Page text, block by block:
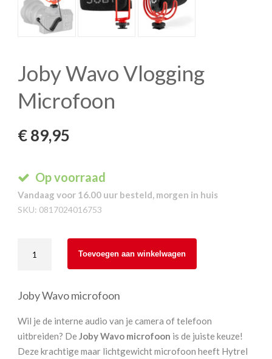
Joby Wavo Vlogging
Microfoon
€89,95
Op voorraad
Vandaag voor 16.00 uur besteld, morgen in huis
SKU: 0817024016753
Wavo
Microfoon
Toevoegen aan winkelwagen
Joby Wavo microfoon
Wil je de interne audio van je camera of telefoon
uitbreiden? De Joby Wavo microfoon is de juiste keuze!
Deze krachtige maar lichtgewicht microfoon heeft Hytrel